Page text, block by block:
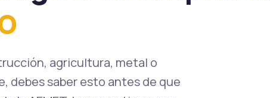
agricultura, metal o
debes saber esto antes de que